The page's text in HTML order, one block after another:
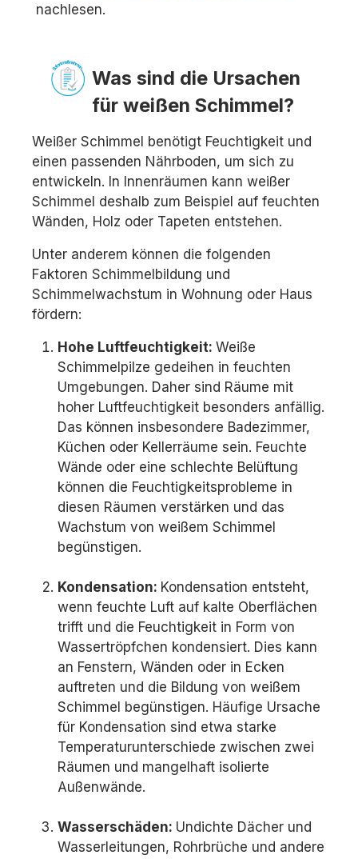
nachlesen.
Was sind die Ursachen
für weißen Schimmel?
Weißer Schimmel benötigt Feuchtigkeit und
einen passenden Nährboden, um sich zu
entwickeln. In Innenräumen kann weißer
Schimmel deshalb zum Beispiel auf feuchten
Wänden, Holz oder Tapeten entstehen.
Unter anderem können die folgenden
Faktoren Schimmelbildung und
Schimmelwachstum in Wohnung oder Haus
fördern:
Hohe Luftfeuchtigkeit: Weiße
Schimmelpilze gedeihen in feuchten
Umgebungen. Daher sind Räume mit
hoher Luftfeuchtigkeit besonders anfällig.
Das können insbesondere Badezimmer,
Küchen oder Kellerräume sein. Feuchte
Wände oder eine schlechte Belüftung
können die Feuchtigkeitsprobleme in
diesen Räumen verstärken und das
Wachstum von weißem Schimmel
begünstigen.
Kondensation: Kondensation entsteht,
wenn feuchte Luft auf kalte Oberflächen
trifft und die Feuchtigkeit in Form von
Wassertröpfchen kondensiert. Dies kann
an Fenstern, Wänden oder in Ecken
auftreten und die Bildung von weißem
Schimmel begünstigen. Häufige Ursache
für Kondensation sind etwa starke
Temperaturunterschiede zwischen zwei
Räumen und mangelhaft isolierte
Außenwände.
Wasserschäden: Undichte Dächer und
Wasserleitungen, Rohrbrüche und andere